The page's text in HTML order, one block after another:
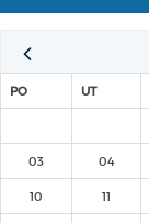
PO UT
03 04
10 11